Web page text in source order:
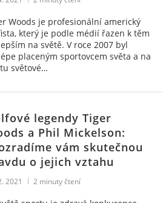
Woods je profesionální americký
který je podle médií řazen k těm
na světě. V roce 2007 byl
placeným sportovcem světa a na
světové…
legendy Tiger
a Phil Mickelson:
vám skutečnou
o jejich vztahu
2021 2 minuty čtení